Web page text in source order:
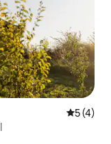
5 (4)